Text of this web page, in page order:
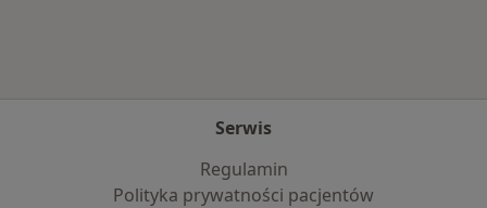
Serwis
Regulamin
Polityka prywatności pacjentów